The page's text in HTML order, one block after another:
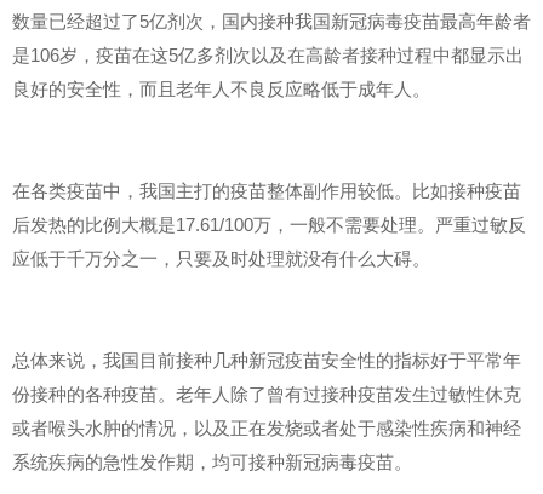
数量已经超过了5亿剂次，国内接种我国新冠病毒疫苗最高年龄者
是106岁，疫苗在这5亿多剂次以及在高龄者接种过程中都显示出
良好的安全性，而且老年人不良反应略低于成年人。
在各类疫苗中，我国主打的疫苗整体副作用较低。比如接种疫苗
后发热的比例大概是17.61/100万，一般不需要处理。严重过敏反
应低于千万分之一，只要及时处理就没有什么大碍。
总体来说，我国目前接种几种新冠疫苗安全性的指标好于平常年
份接种的各种疫苗。老年人除了曾有过接种疫苗发生过敏性休克
或者喉头水肿的情况，以及正在发烧或者处于感染性疾病和神经
系统疾病的急性发作期，均可接种新冠病毒疫苗。